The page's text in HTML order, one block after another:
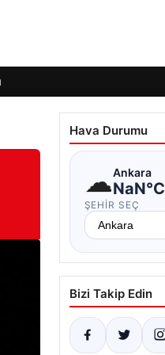
Hava Durumu
☁Ankara
NaN°C
ŞEHIR SEÇ
Bizi Takip Edin